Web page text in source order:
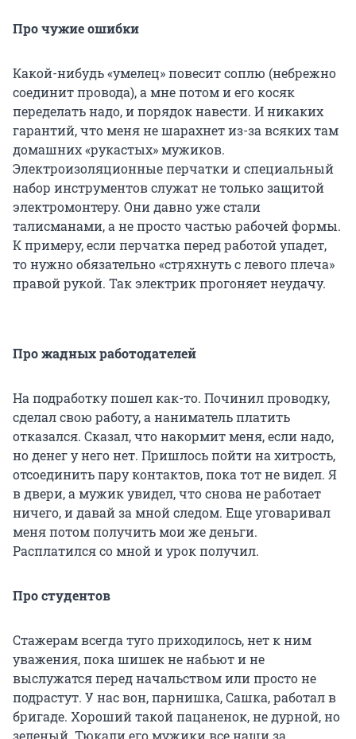
Про чужие ошибки
Какой-нибудь «умелец» повесит соплю (небрежно
соединит провода), а мне потом и его косяк
переделать надо, и порядок навести. И никаких
гарантий, что меня не шарахнет из-за всяких там
домашних «рукастых» мужиков.
Электроизоляционные перчатки и специальный
набор инструментов служат не только защитой
электромонтеру. Они давно уже стали
талисманами, а не просто частью рабочей формы.
К примеру, если перчатка перед работой упадет,
то нужно обязательно «стряхнуть с левого плеча»
правой рукой. Так электрик прогоняет неудачу.
Про жадных работодателей
На подработку пошел как-то. Починил проводку,
сделал свою работу, а наниматель платить
отказался. Сказал, что накормит меня, если надо,
но денег у него нет. Пришлось пойти на хитрость,
отсоединить пару контактов, пока тот не видел. Я
в двери, а мужик увидел, что снова не работает
ничего, и давай за мной следом. Еще уговаривал
меня потом получить мои же деньги.
Расплатился со мной и урок получил.
Про студентов
Стажерам всегда туго приходилось, нет к ним
уважения, пока шишек не набьют и не
выслужатся перед начальством или просто не
подрастут. У нас вон, парнишка, Сашка, работал в
бригаде. Хороший такой пацаненок, не дурной, но
зеленый. Тюкали его мужики все наши за